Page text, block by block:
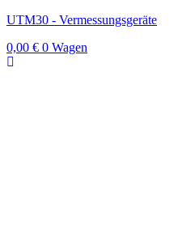
UTM30 - Vermessungsgeräte
0,00 € 0 Wagen